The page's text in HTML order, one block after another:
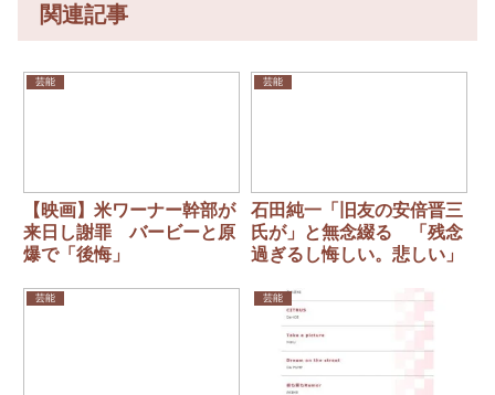
関連記事
芸能
【映画】米ワーナー幹部が
来日し謝罪 バービーと原
爆で「後悔」
芸能
石田純一「旧友の安倍晋三
氏が」と無念綴る 「残念
過ぎるし悔しい。悲しい」
芸能 芸能